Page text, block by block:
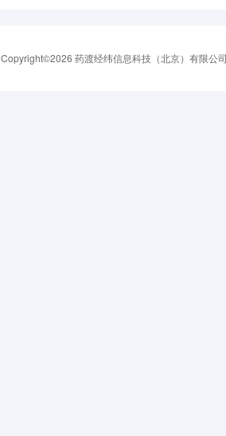
Copyright©2026 药渡经纬信息科技（北京）有限公